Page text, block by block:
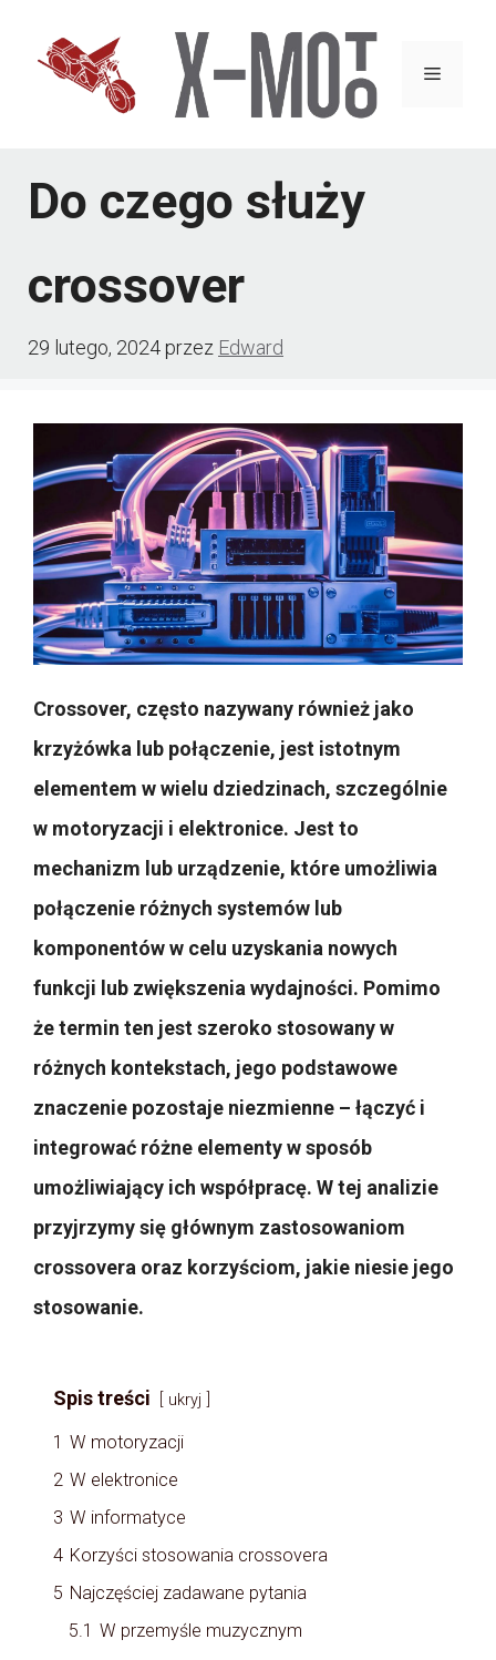
Menu
Do czego służy
crossover
29 lutego, 2024przez Edward
Crossover, często nazywany również jako
krzyżówka lub połączenie, jest istotnym
elementem w wielu dziedzinach, szczególnie
w motoryzacji i elektronice. Jest to
mechanizm lub urządzenie, które umożliwia
połączenie różnych systemów lub
komponentów w celu uzyskania nowych
funkcji lub zwiększenia wydajności. Pomimo
że termin ten jest szeroko stosowany w
różnych kontekstach, jego podstawowe
znaczenie pozostaje niezmienne – łączyć i
integrować różne elementy w sposób
umożliwiający ich współpracę. W tej analizie
przyjrzymy się głównym zastosowaniom
crossovera oraz korzyściom, jakie niesie jego
stosowanie.
Spis treści ukryj
1 W motoryzacji
2 W elektronice
3 W informatyce
4 Korzyści stosowania crossovera
5 Najczęściej zadawane pytania
5.1 W przemyśle muzycznym